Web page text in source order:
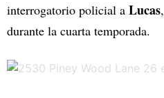
interrogatorio policial a Lucas,
durante la cuarta temporada.